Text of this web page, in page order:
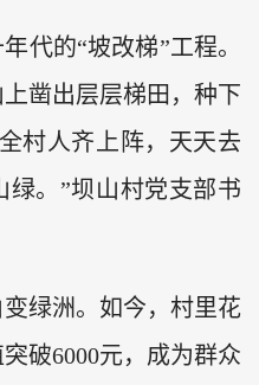
代的“坡改梯”工程。
凿出层层梯田，种下
村人齐上阵，天天去
绿。”坝山村党支部书
绿洲。如今，村里花
破6000元，成为群众